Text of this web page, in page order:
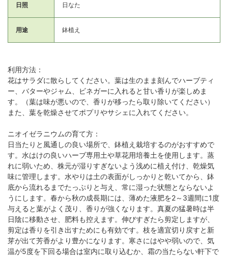
日照 日なた
用途 鉢植え
利用方法：
花はサラダに散らしてください。葉は生のまま刻んでハーブティ
ー、バターやジャム、ビネガーに入れると甘い香りが楽しめま
す。（葉は味が悪いので、香りが移ったら取り除いてください）
また、葉を乾燥させてポプリやサシェに入れてください。
ニオイゼラニウムの育て方：
日当たりと風通しの良い場所で、鉢植え栽培するのがおすすめで
す。水はけの良いハーブ専用土や草花用培養土を使用します。蒸
れに弱いため、株元が湿りすぎないよう浅めに植え付け、乾燥気
味に管理します。水やりは土の表面がしっかりと乾いてから、鉢
底から流れるまでたっぷりと与え、常に湿った状態とならないよ
うにします。春から秋の成長期には、薄めた液肥を2～3週間に1度
与えると葉がよく茂り、香りが強くなります。真夏の猛暑時は半
日陰に移動させ、肥料も控えます。伸びすぎたら剪定しますが、
剪定は香りを引き出すためにも有効です。枝を適宜切り戻すと新
芽が出て芳香がより豊かになります。寒さにはやや弱いので、気
温が5度を下回る場合は室内に取り込むか、霜の当たらない軒下で